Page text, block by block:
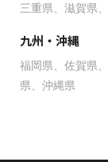
三重県 滋賀県
九州・沖縄
福岡県 佐賀県
県
沖縄県